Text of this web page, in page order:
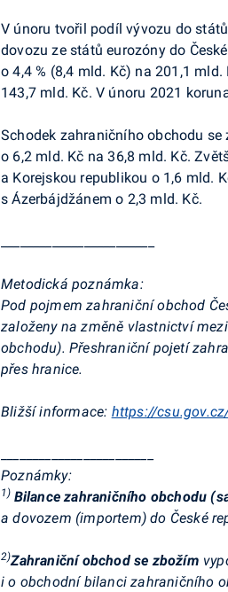
V únoru tvořil podíl vývozu do
dovozu ze států eurozóny do
o 4,4 % (8,4 mld. Kč) na 201,1
143,7 mld. Kč. V únoru 2021
Schodek zahraničního obchodu se
o 6,2 mld. Kč na 36,8 mld. Kč.
a Korejskou republikou o 1,6 mld.
s Ázerbájdžánem o 2,3 mld. Kč.
Metodická poznámka:
Pod pojmem zahraniční obchod
založeny na změně vlastnictví
obchodu). Přeshraniční pojetí
přes hranice.
Bližší informace: https://
Poznámky:
1) Bilance zahraničního obchodu
a dovozem (importem) do České
2)Zahraniční obchod se zbožím
i o obchodní bilanci zahraničního